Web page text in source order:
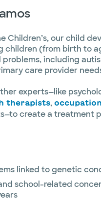
Children’s, our child
children (from birth to
including
care provider
experts—like
therapists,
create a treatment
linked to genetic
school-related